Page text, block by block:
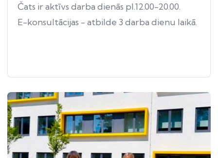
Čats ir aktīvs darba dienās pl.12.00-20.00.
E-konsultācijas - atbilde 3 darba dienu laikā.